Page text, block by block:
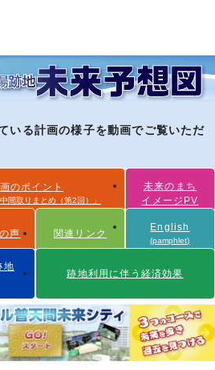
いる計画の様子を動画でご覧いただ
のポイント
間取りまとめ（第2回）」
未来のまち
イメージPV
声 関連リンク
English
(pamphlet)
地
跡地利用に伴う経済効果